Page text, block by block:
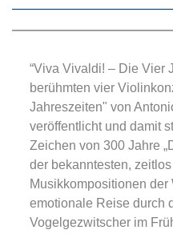
“Viva Vivaldi! – Die Vier
berühmten vier
Jahreszeiten" von
veröffentlicht und damit
Zeichen von 300 Jahre
der bekanntesten,
Musikkompositionen
emotionale Reise durch
Vogelgezwitscher im